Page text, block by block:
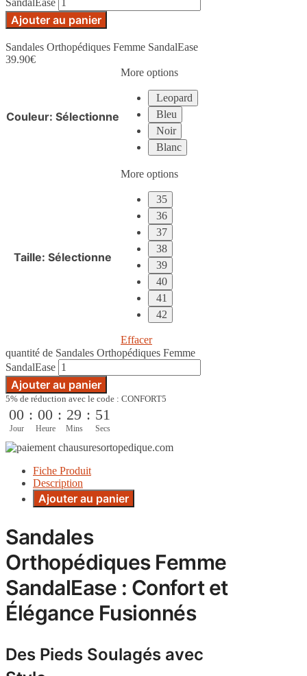
SandalEase
Ajouter au panier
Sandales Orthopédiques Femme SandalEase
39.90€
Couleur: Sélectionne
More options
Leopard
Bleu
Noir
Blanc
Taille: Sélectionne
More options
35
36
37
38
39
40
41
42
Effacer
quantité de Sandales Orthopédiques Femme
SandalEase
Ajouter au panier
5% de réduction avec le code : CONFORT5
00
Jour
: 00
Heure
: 29
Mins
: 50
Secs
Fiche Produit
Description
Ajouter au panier
Sandales
Orthopédiques Femme
SandalEase : Confort et
Élégance Fusionnés
Des Pieds Soulagés avec